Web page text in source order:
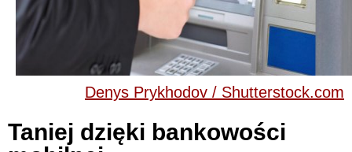
Denys Prykhodov / Shutterstock.com
Taniej dzięki bankowości